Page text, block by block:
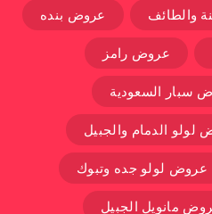
والطائف عروض بنده
عروض رامز
سبار السعودية
لولو الدمام والجبيل
عروض لولو جده وتبوك
مانويل الجبيل